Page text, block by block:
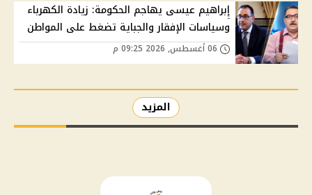
إبراهيم عيسى يهاجم الحكومة: زيادة الكهرباء
وسياسات الإفقار والجباية تضغط على المواطن
المزيد